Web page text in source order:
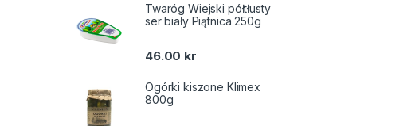
Twaróg Wiejski półtłusty
ser biały Piątnica 250g
46.00 kr
Ogórki kiszone Klimex
800g